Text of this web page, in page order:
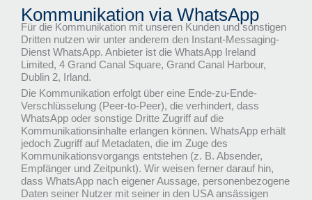
Kommunikation via WhatsApp
Für die Kommunikation mit unseren Kunden und sonstigen
Dritten nutzen wir unter anderem den Instant-Messaging-
Dienst WhatsApp. Anbieter ist die WhatsApp Ireland
Limited, 4 Grand Canal Square, Grand Canal Harbour,
Dublin 2, Irland.
Die Kommunikation erfolgt über eine Ende-zu-Ende-
Verschlüsselung (Peer-to-Peer), die verhindert, dass
WhatsApp oder sonstige Dritte Zugriff auf die
Kommunikationsinhalte erlangen können. WhatsApp erhält
jedoch Zugriff auf Metadaten, die im Zuge des
Kommunikationsvorgangs entstehen (z. B. Absender,
Empfänger und Zeitpunkt). Wir weisen ferner darauf hin,
dass WhatsApp nach eigener Aussage, personenbezogene
Daten seiner Nutzer mit seiner in den USA ansässigen